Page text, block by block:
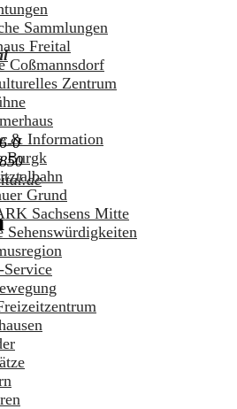
Sammlungen
Freital
Coßmannsdorf
Zentrum
& Information
Burgk
Grund
Sachsens Mitte
Sehenswürdigkeiten
0